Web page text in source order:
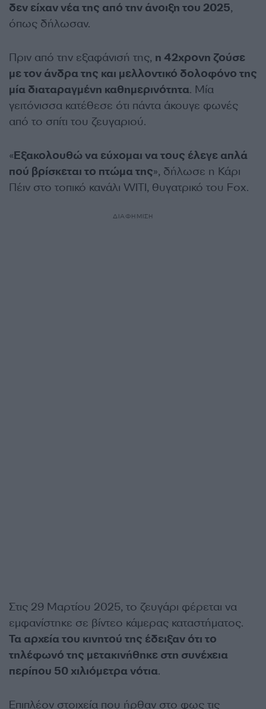
δεν είχαν νέα της από την άνοιξη του 2025,
όπως δήλωσαν.
Πριν από την εξαφάνισή της, η 42χρονη ζούσε
με τον άνδρα της και μελλοντικό δολοφόνο της
μία διαταραγμένη καθημερινότητα. Μία
γειτόνισσα κατέθεσε ότι πάντα άκουγε φωνές
από το σπίτι του ζευγαριού.
«Εξακολουθώ να εύχομαι να τους έλεγε απλά
πού βρίσκεται το πτώμα της», δήλωσε η Κάρι
Πέιν στο τοπικό κανάλι WITI, θυγατρικό του Fox.
ΔΙΑΦΗΜΙΣΗ
Στις 29 Μαρτίου 2025, το ζευγάρι φέρεται να
εμφανίστηκε σε βίντεο κάμερας καταστήματος.
Τα αρχεία του κινητού της έδειξαν ότι το
τηλέφωνό της μετακινήθηκε στη συνέχεια
περίπου 50 χιλιόμετρα νότια.
Επιπλέον στοιχεία που ήρθαν στο φως τις